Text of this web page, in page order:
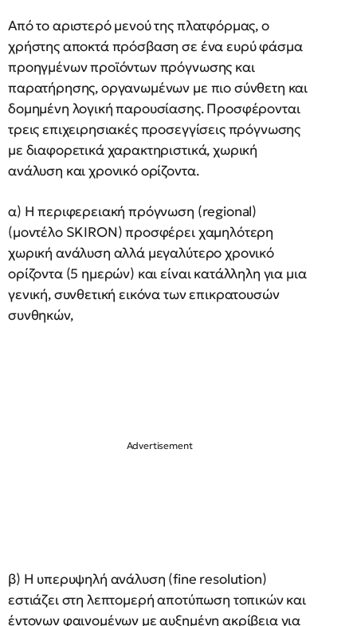
Από το αριστερό μενού της πλατφόρμας, ο
χρήστης αποκτά πρόσβαση σε ένα ευρύ φάσμα
προηγμένων προϊόντων πρόγνωσης και
παρατήρησης, οργανωμένων με πιο σύνθετη και
δομημένη λογική παρουσίασης. Προσφέρονται
τρεις επιχειρησιακές προσεγγίσεις πρόγνωσης
με διαφορετικά χαρακτηριστικά, χωρική
ανάλυση και χρονικό ορίζοντα.
α) Η περιφερειακή πρόγνωση (regional)
(μοντέλο SKIRON) προσφέρει χαμηλότερη
χωρική ανάλυση αλλά μεγαλύτερο χρονικό
ορίζοντα (5 ημερών) και είναι κατάλληλη για μια
γενική, συνθετική εικόνα των επικρατουσών
συνθηκών,
β) Η υπερυψηλή ανάλυση (fine resolution)
εστιάζει στη λεπτομερή αποτύπωση τοπικών και
έντονων φαινομένων με αυξημένη ακρίβεια για